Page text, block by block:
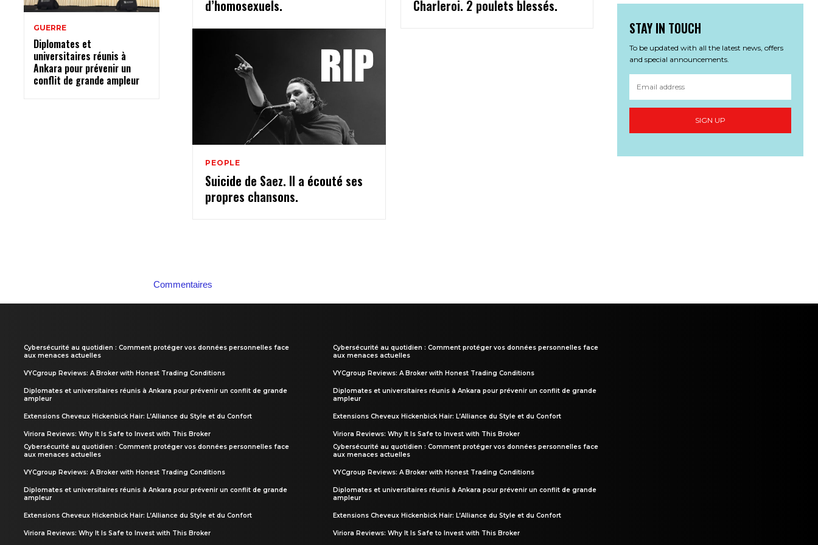
GUERRE
Diplomates et
universitaires réunis à
Ankara pour prévenir un
conflit de grande ampleur
d’homosexuels. Charleroi. 2 poulets blessés.
PEOPLE
Suicide de Saez. Il a écouté ses
propres chansons.
STAY IN TOUCH
To be updated with all the latest news, offers
and special announcements.
SIGN UP
Commentaires
Cybersécurité au quotidien : Comment protéger vos données personnelles face
aux menaces actuelles
VYCgroup Reviews: A Broker with Honest Trading Conditions
Diplomates et universitaires réunis à Ankara pour prévenir un conflit de grande
ampleur
Extensions Cheveux Hickenbick Hair: L’Alliance du Style et du Confort
Viriora Reviews: Why It Is Safe to Invest with This Broker
Cybersécurité au quotidien : Comment protéger vos données personnelles face
aux menaces actuelles
VYCgroup Reviews: A Broker with Honest Trading Conditions
Diplomates et universitaires réunis à Ankara pour prévenir un conflit de grande
ampleur
Extensions Cheveux Hickenbick Hair: L’Alliance du Style et du Confort
Viriora Reviews: Why It Is Safe to Invest with This Broker
Cybersécurité au quotidien : Comment protéger vos données personnelles face
aux menaces actuelles
VYCgroup Reviews: A Broker with Honest Trading Conditions
Diplomates et universitaires réunis à Ankara pour prévenir un conflit de grande
ampleur
Extensions Cheveux Hickenbick Hair: L’Alliance du Style et du Confort
Viriora Reviews: Why It Is Safe to Invest with This Broker
Cybersécurité au quotidien : Comment protéger vos données personnelles face
aux menaces actuelles
VYCgroup Reviews: A Broker with Honest Trading Conditions
Diplomates et universitaires réunis à Ankara pour prévenir un conflit de grande
ampleur
Extensions Cheveux Hickenbick Hair: L’Alliance du Style et du Confort
Viriora Reviews: Why It Is Safe to Invest with This Broker